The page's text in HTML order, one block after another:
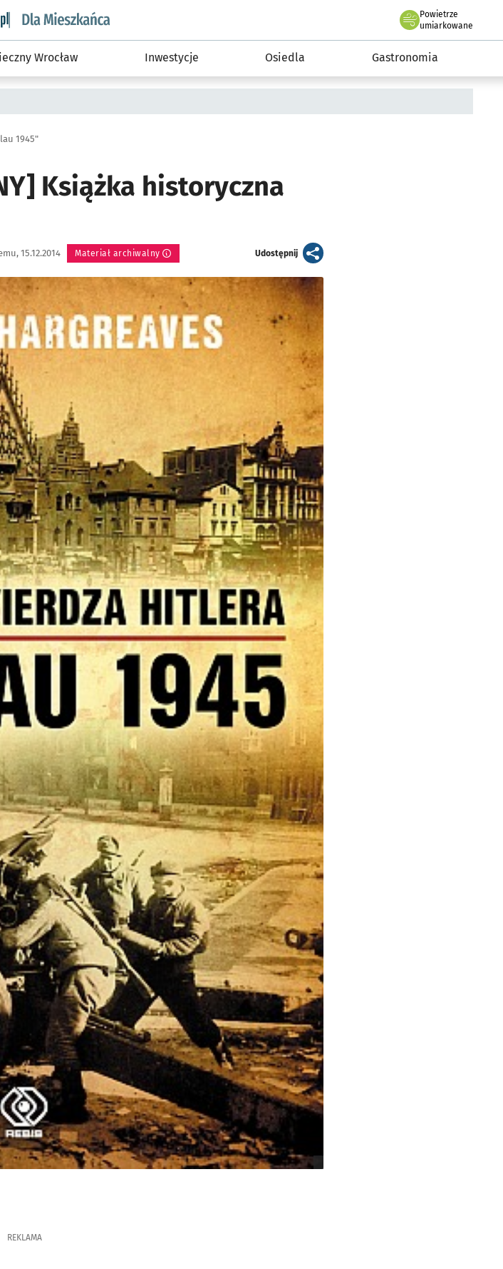
wroclaw.pl podserwis: Dla mieszkańca
Powietrze
we Wrocławiu
umiarkowane
Wrocław Inwestycje Osiedla Gastronomia
1945"
Książka historyczna
15.12.2014 Materiał archiwalny Udostępnijartykuł
REKLAMA